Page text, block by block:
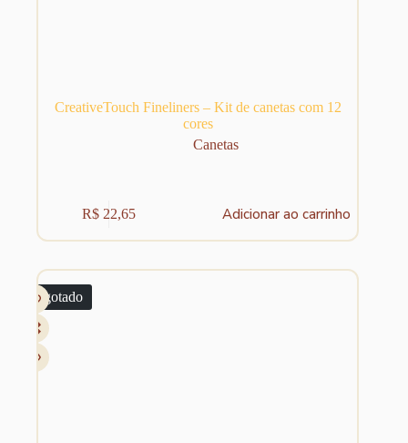
CreativeTouch Fineliners – Kit de canetas com 12
cores
Canetas
R$ 22,65 Adicionar ao carrinho
Esgotado